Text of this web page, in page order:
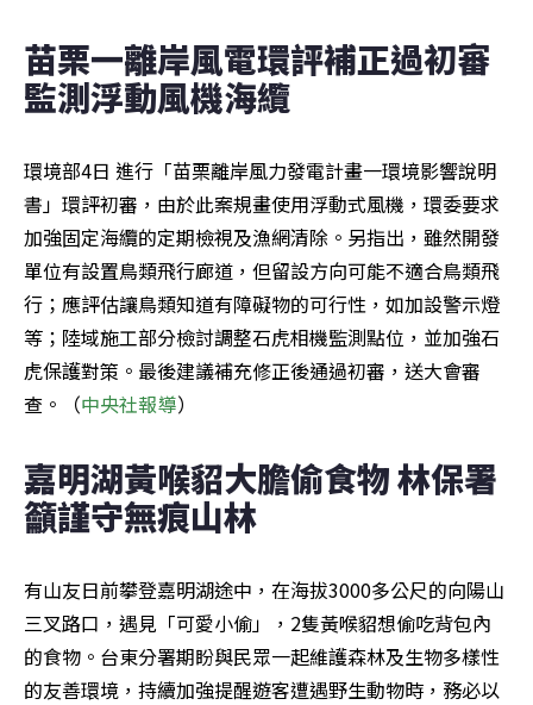
苗栗一離岸風電環評補正過初審
監測浮動風機海纜
環境部4日 進行「苗栗離岸風力發電計畫一環境影響說明
書」環評初審，由於此案規畫使用浮動式風機，環委要求
加強固定海纜的定期檢視及漁網清除。另指出，雖然開發
單位有設置鳥類飛行廊道，但留設方向可能不適合鳥類飛
行；應評估讓鳥類知道有障礙物的可行性，如加設警示燈
等；陸域施工部分檢討調整石虎相機監測點位，並加強石
虎保護對策。最後建議補充修正後通過初審，送大會審
查。（中央社報導）
嘉明湖黃喉貂大膽偷食物 林保署
籲謹守無痕山林
有山友日前攀登嘉明湖途中，在海拔3000多公尺的向陽山
三叉路口，遇見「可愛小偷」，2隻黃喉貂想偷吃背包內
的食物。台東分署期盼與民眾一起維護森林及生物多樣性
的友善環境，持續加強提醒遊客遭遇野生動物時，務必以